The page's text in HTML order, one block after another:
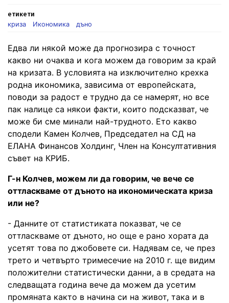
етикети
криза
Икономика дъно
Едва ли някой може да прогнозира с точност
какво ни очаква и кога можем да говорим за край
на кризата. В условията на изключително крехка
родна икономика, зависима от европейската,
поводи за радост е трудно да се намерят, но все
пак налице са някои факти, които подсказват, че
може би сме минали най-трудното. Ето какво
сподели Камен Колчев, Председател на СД на
ЕЛАНА Финансов Холдинг, Член на Консултативния
съвет на КРИБ.
Г-н Колчев, можем ли да говорим, че вече се
оттласкваме от дъното на икономическата криза
или не?
- Данните от статистиката показват, че се
оттласкваме от дъното, но още е рано хората да
усетят това по джобовете си. Надявам се, че през
трето и четвърто тримесечие на 2010 г. ще видим
положителни статистически данни, а в средата на
следващата година вече да можем да усетим
промяната както в начина си на живот, така и в